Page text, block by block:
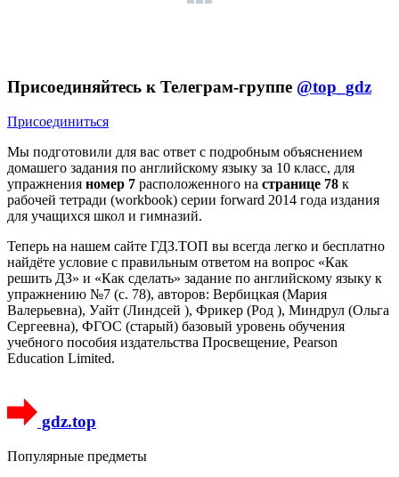
Присоединяйтесь к Телеграм-группе @top_gdz
Присоединиться
Мы подготовили для вас ответ c подробным объяснением
домашего задания по английскому языку за 10 класс, для
упражнения номер 7 расположенного на странице 78 к
рабочей тетради (workbook) серии forward 2014 года издания
для учащихся школ и гимназий.
Теперь на нашем сайте ГДЗ.ТОП вы всегда легко и бесплатно
найдёте условие с правильным ответом на вопрос «Как
решить ДЗ» и «Как сделать» задание по английскому языку к
упражнению №7 (с. 78), авторов: Вербицкая (Мария
Валерьевна), Уайт (Линдсей ), Фрикер (Род ), Миндрул (Ольга
Сергеевна), ФГОС (старый) базовый уровень обучения
учебного пособия издательства Просвещение, Pearson
Education Limited.
gdz.top
Популярные предметы